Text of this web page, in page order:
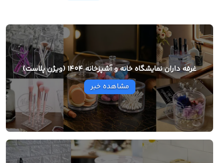
غرفه داران نمایشگاه خانه و آشپزخانه 1404 (ویژن پلاست)
مشاهده خبر